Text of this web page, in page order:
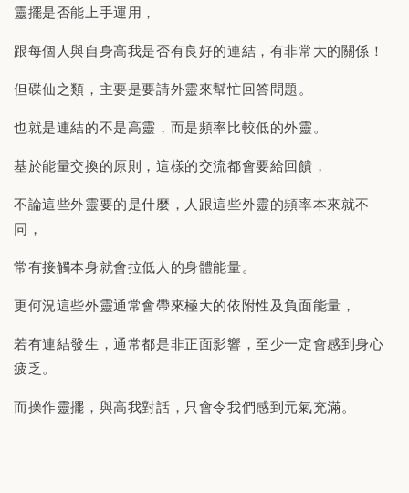
靈擺是否能上手運用，
跟每個人與自身高我是否有良好的連結，有非常大的關係！
但碟仙之類，主要是要請外靈來幫忙回答問題。
也就是連結的不是高靈，而是頻率比較低的外靈。
基於能量交換的原則，這樣的交流都會要給回饋，
不論這些外靈要的是什麼，人跟這些外靈的頻率本來就不
同，
常有接觸本身就會拉低人的身體能量。
更何況這些外靈通常會帶來極大的依附性及負面能量，
若有連結發生，通常都是非正面影響，至少一定會感到身心
疲乏。
而操作靈擺，與高我對話，只會令我們感到元氣充滿。